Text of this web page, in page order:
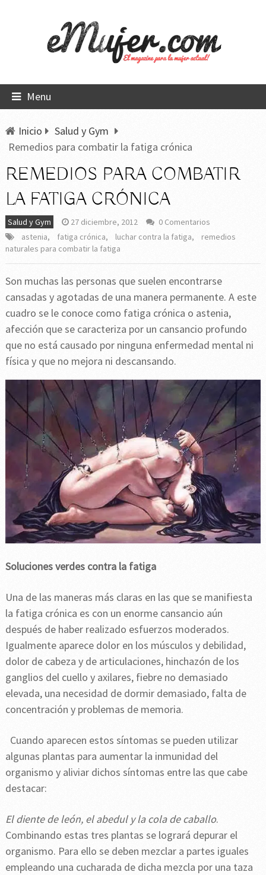
Menu
Inicio
Salud y Gym
Remedios para combatir la fatiga crónica
REMEDIOS PARA COMBATIR
LA FATIGA CRÓNICA
Salud y Gym 27 diciembre, 2012
0 Comentarios
astenia, fatiga crónica, luchar contra la fatiga,
remedios
naturales para combatir la fatiga
Son muchas las personas que suelen encontrarse
cansadas y agotadas de una manera permanente. A este
cuadro se le conoce como fatiga crónica o astenia,
afección que se caracteriza por un cansancio profundo
que no está causado por ninguna enfermedad mental ni
física y que no mejora ni descansando.
Soluciones verdes contra la fatiga
Una de las maneras más claras en las que se manifiesta
la fatiga crónica es con un enorme cansancio aún
después de haber realizado esfuerzos moderados.
Igualmente aparece dolor en los músculos y debilidad,
dolor de cabeza y de articulaciones, hinchazón de los
ganglios del cuello y axilares, fiebre no demasiado
elevada, una necesidad de dormir demasiado, falta de
concentración y problemas de memoria.
Cuando aparecen estos síntomas se pueden utilizar
algunas plantas para aumentar la inmunidad del
organismo y aliviar dichos síntomas entre las que cabe
destacar:
El diente de león, el abedul y la cola de caballo.
Combinando estas tres plantas se logrará depurar el
organismo. Para ello se deben mezclar a partes iguales
empleando una cucharada de dicha mezcla por una taza